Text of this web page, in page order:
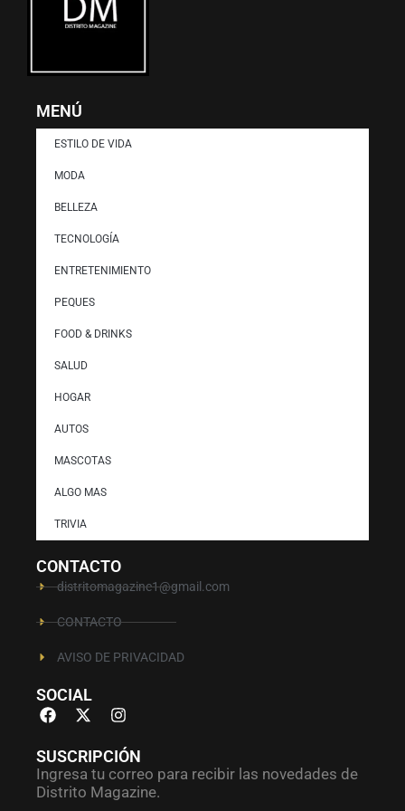
MENÚ
ESTILO DE VIDA
MODA
BELLEZA
TECNOLOGÍA
ENTRETENIMIENTO
PEQUES
FOOD & DRINKS
SALUD
HOGAR
AUTOS
MASCOTAS
ALGO MAS
TRIVIA
CONTACTO
distritomagazine1@gmail.com
CONTACTO
AVISO DE PRIVACIDAD
SOCIAL
SUSCRIPCIÓN
Ingresa tu correo para recibir las novedades de
Distrito Magazine.